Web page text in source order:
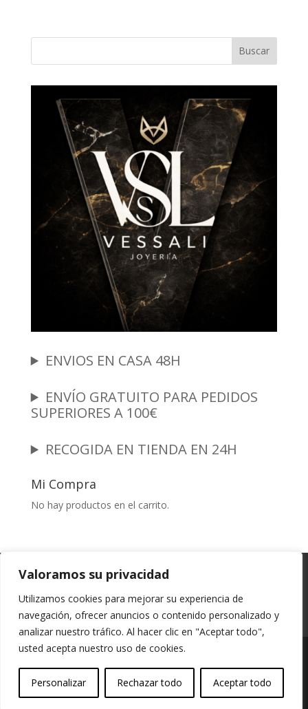
Valoramos su privacidad
Utilizamos cookies para mejorar su experiencia de
navegación, ofrecer anuncios o contenido personalizado y
analizar nuestro tráfico. Al hacer clic en "Aceptar todo",
usted acepta nuestro uso de cookies.
Personalizar Rechazar todo Aceptar todo
Buscar
ENVIOS EN CASA 48H
ENVÍO GRATUITO PARA PEDIDOS
SUPERIORES A 100€
RECOGIDA EN TIENDA EN 24H
Mi Compra
No hay productos en el carrito.
Garantia y Autenticidad
Política de Privacidad
Políticas de Cookies
Mi cuenta
Vessali Joyería, derechos de autor protegidos
(Copyright).